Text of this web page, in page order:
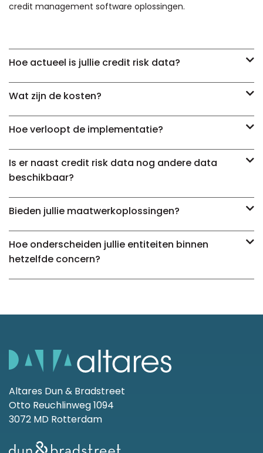
credit management software oplossingen.
Hoe actueel is jullie credit risk data?
Wat zijn de kosten?
Hoe verloopt de implementatie?
Is er naast credit risk data nog andere data
beschikbaar?
Bieden jullie maatwerkoplossingen?
Hoe onderscheiden jullie entiteiten binnen
hetzelfde concern?
Altares Dun & Bradstreet
Otto Reuchlinweg 1094
3072 MD Rotterdam